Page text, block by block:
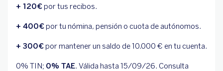
+ 120€por tus recibos.
+ 400€por tu nómina, pensión o cuota de autónomos.
+ 300€por mantener un saldo de 10.000 € en tu cuenta.
0% TIN; 0% TAE. Válida hasta 15/09/26. Consulta